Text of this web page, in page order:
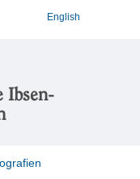
English
Ibsen-